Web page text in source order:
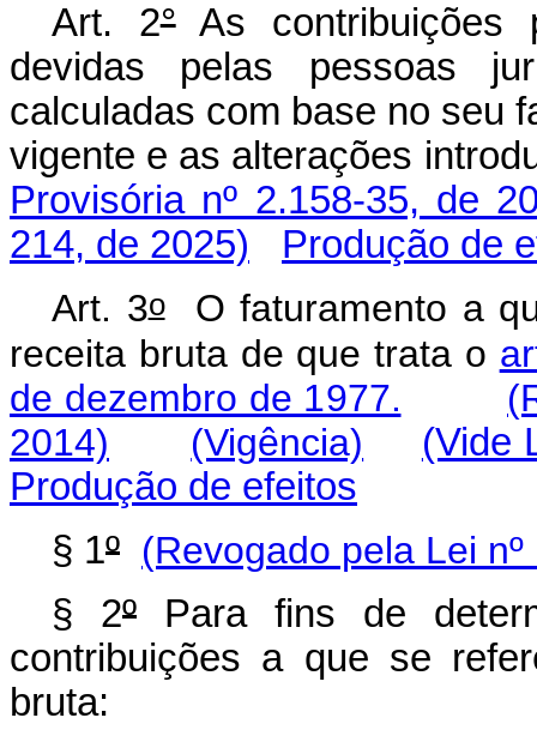
Art. 2°As contribuições
devidas pelas pessoas
calculadas com base no seu
vigente e as alterações
Provisória nº 2.158-35, de
214, de 2025)
Produção de
Art. 3oO faturamento a
receita bruta de que trata o
de dezembro de 1977.
2014)
(Vigência)
(Vide
Produção de efeitos
§ 1º (Revogado pela Lei
§ 2º Para fins de
contribuições a que se
bruta: